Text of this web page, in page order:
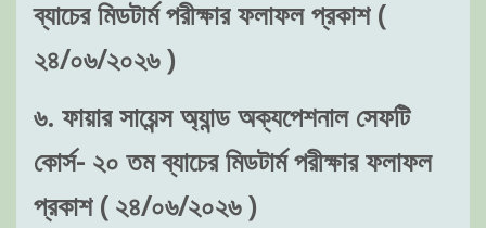
ব্যাচের মিডটার্ম পরীক্ষার ফলাফল প্রকাশ (
২৪/০৬/২০২৬ )
৬. ফায়ার সায়েন্স অ্যান্ড অক্যপেশনাল সেফটি
কোর্স- ২০ তম ব্যাচের মিডটার্ম পরীক্ষার ফলাফল
প্রকাশ ( ২৪/০৬/২০২৬ )